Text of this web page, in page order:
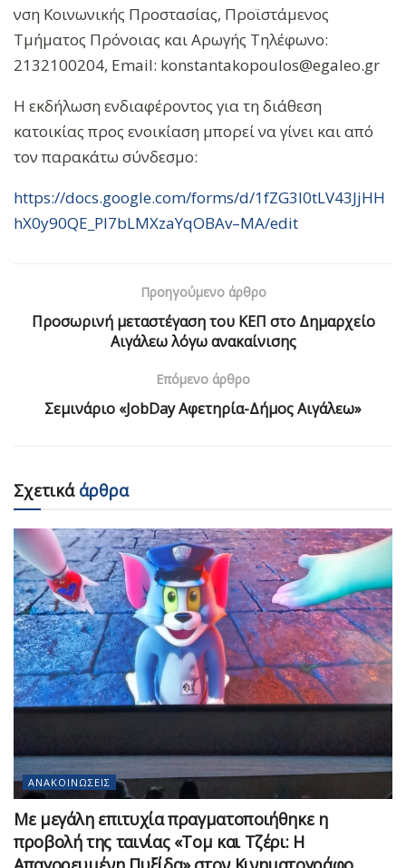
νση Κοινωνικής Προστασίας, Προϊστάμενος
Τμήματος Πρόνοιας και Αρωγής Τηλέφωνο:
2132100204, Email: konstantakopoulos@egaleo.gr
Η εκδήλωση ενδιαφέροντος για τη διάθεση
κατοικίας προς ενοικίαση μπορεί να γίνει και από
τον παρακάτω σύνδεσμο:
https://docs.google.com/forms/d/1fZG3I0tLV43JjHH
hX0y90QE_PI7bLMXzaYqOBAv–MA/edit
Προηγούμενο άρθρο
Προσωρινή μεταστέγαση του ΚΕΠ στο Δημαρχείο
Αιγάλεω λόγω ανακαίνισης
Επόμενο άρθρο
Σεμινάριο «JobDay Αφετηρία-Δήμος Αιγάλεω»
Σχετικάάρθρα
ΑΝΑΚΟΙΝΏΣΕΙΣ
Με μεγάλη επιτυχία πραγματοποιήθηκε η
προβολή της ταινίας «Τομ και Τζέρι: Η